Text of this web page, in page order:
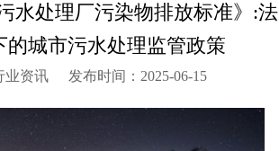
水处理厂污染物排放标准》:法
的城市污水处理监管政策
业资讯 发布时间：2025-06-15